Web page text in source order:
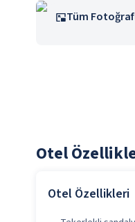
Tüm
Otel
Otel Özellikleri